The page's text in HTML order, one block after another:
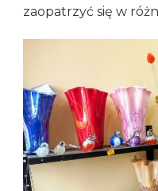
zaopatrzyć się w